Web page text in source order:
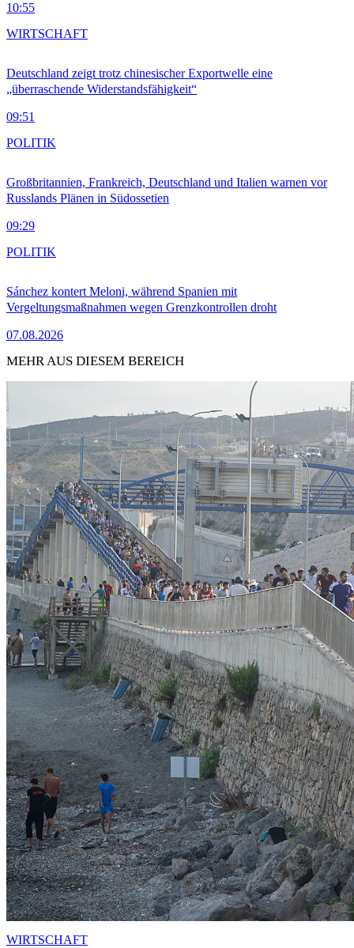
10:55
Deutschland zeigt trotz chinesischer Exportwelle eine
„überraschende Widerstandsfähigkeit“
09:51
WIRTSCHAFT
Großbritannien, Frankreich, Deutschland und Italien warnen vor
Russlands Plänen in Südossetien
09:29
POLITIK
Sánchez kontert Meloni, während Spanien mit
Vergeltungsmaßnahmen wegen Grenzkontrollen droht
07.08.2026
POLITIK
MEHR AUS DIESEM BEREICH
WIRTSCHAFT